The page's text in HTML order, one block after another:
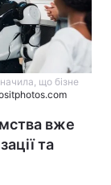
що бізне
вже
та